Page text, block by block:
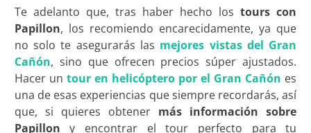
Te adelanto que, tras haber hecho lostours con
Papillon, los recomiendo encarecidamente, ya que
no solo te asegurarás las mejores vistas del Gran
Cañón, sino que ofrecen precios súper ajustados.
Hacer un tour en helicóptero por el Gran Cañón es
una de esas experiencias que siempre recordarás, así
que, si quieres obtener más información sobre
Papillony encontrar el tour perfecto para tu